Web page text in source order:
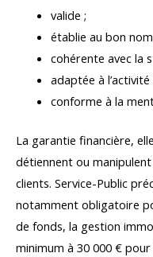
valide ;
établie au bon
cohérente avec la
adaptée à
conforme à la
La garantie financière,
détiennent ou
clients. Service-Public
notamment obligatoire
de fonds, la gestion
minimum à 30 000 €